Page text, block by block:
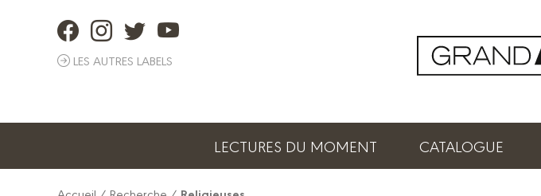
LES AUTRES LABELS
LECTURES DU MOMENT CATALOGUE